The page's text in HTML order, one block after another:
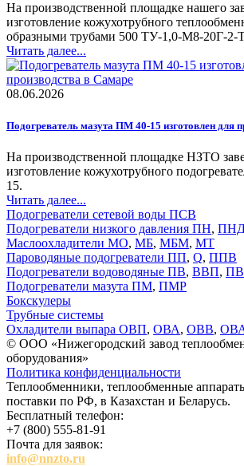
На производственной площадке нашего
изготовление кожухотрубного
образными трубами 500 ТУ-1,0-М8-20Г-2-
Читать далее...
08.06.2026
Подогреватель мазута ПМ 40-15 изготовлен для
На производственной площадке НЗТО
изготовление кожухотрубного
15.
Читать далее...
Подогреватели сетевой воды ПСВ
Подогреватели низкого давления ПН,
Маслоохладители МО, МБ, МБМ, МТ
Пароводяные подогреватели ПП, Q, ППВ
Подогреватели водоводяные ПВ, ВВП,
Подогреватели мазута ПМ, ПМР
Бокскулеры
Трубные системы
Охладители выпара ОВП, ОВА, ОВВ,
© ООО «Нижегородский завод
оборудования»
Политика конфиденциальности
Теплообменники, теплообменные
поставки по РФ, в Казахстан и Беларусь.
Бесплатный телефон:
+7 (800) 555-81-91
Почта для заявок:
info@nnzto.ru